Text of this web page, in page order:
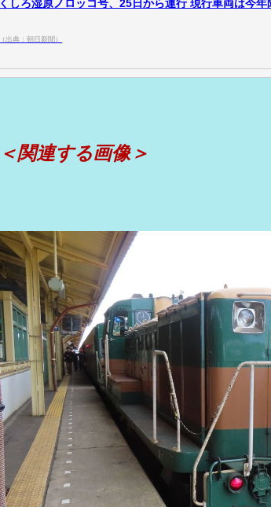
くしろ湿原ノロッコ号、25日から運行 現行車両は今
（出典：朝日新聞）
＜関連する画像＞